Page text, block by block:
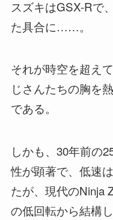
スズキはGSX-R
た具合に……。
それが時空を超え
じさんたちの胸を
である。
しかも、30年前の
性が顕著で、低速
たが、現代のNinja
の低回転から結構